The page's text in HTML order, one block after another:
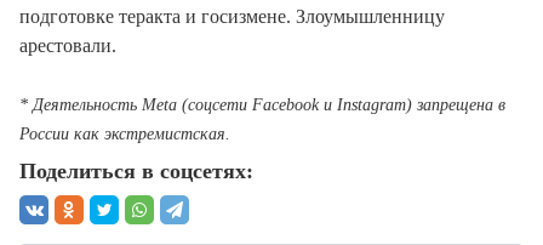
подготовке теракта и госизмене. Злоумышленницу
арестовали.
* Деятельность Meta (соцсети Facebook и Instagram) запрещена в
России как экстремистская.
Поделиться в соцсетях: